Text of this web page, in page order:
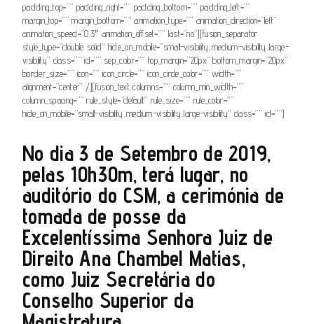
padding_top=”” padding_right=”” padding_bottom=”” padding_left=””
margin_top=”” margin_bottom=”” animation_type=”” animation_direction=”left”
animation_speed=”0.3″ animation_offset=”” last=”no”][fusion_separator
style_type=”double solid” hide_on_mobile=”small-visibility,medium-visibility,large-
visibility” class=”” id=”” sep_color=”” top_margin=”20px” bottom_margin=”20px”
border_size=”” icon=”” icon_circle=”” icon_circle_color=”” width=””
alignment=”center” /][fusion_text columns=”” column_min_width=””
column_spacing=”” rule_style=”default” rule_size=”” rule_color=””
hide_on_mobile=”small-visibility,medium-visibility,large-visibility” class=”” id=””]
No dia 3 de Setembro de 2019,
pelas 10h30m, terá lugar, no
auditório do CSM, a cerimónia de
tomada de posse da
Excelentíssima Senhora Juiz de
Direito Ana Chambel Matias,
como Juiz Secretária do
Conselho Superior da